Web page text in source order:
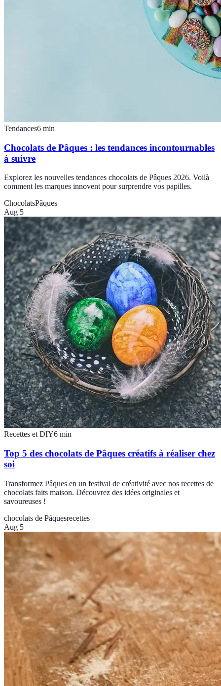
Tendances6 min
Chocolats de Pâques : les tendances incontournables
à suivre
Explorez les nouvelles tendances chocolats de Pâques 2026. Voilà
comment les marques innovent pour surprendre vos papilles.
ChocolatsPâques
Aug 5
Recettes et DIY6 min
Top 5 des chocolats de Pâques créatifs à réaliser chez
soi
Transformez Pâques en un festival de créativité avec nos recettes de
chocolats faits maison. Découvrez des idées originales et
savoureuses !
chocolats de Pâquesrecettes
Aug 5